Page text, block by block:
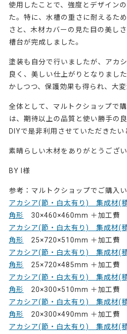
使用したことで、強度とデザイン
た。特に、水槽の重さに耐えるた
さと、木材カバーの見た目の美し
槽台が完成しました。
塗装も自分で行いましたが、アカ
良く、美しい仕上がりとなりまし
かしつつ、保護効果も得られ、大変
全体として、マルトクショップで
は、期待以上の品質と使い勝手の
DIYで是非利用させていただきたい
素晴らしい木材をありがとうござい
BY I様
参考：マルトクショップでご購入
アカシア(節・白太有り) 集成材(
角形
30×460×460mm ＋加工費
アカシア(節・白太有り) 集成材(
角形
25×720×510mm ＋加工費
アカシア(節・白太有り) 集成材(
角形
25×720×485mm ＋加工費
アカシア(節・白太有り) 集成材(
角形
20×300×510mm ＋加工費
アカシア(節・白太有り) 集成材(
角形
20×300×490mm ＋加工費
アカシア(節・白太有り) 集成材(